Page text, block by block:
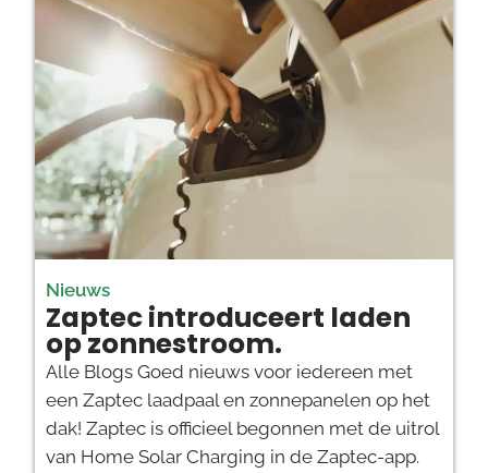
Nieuws
Zaptec introduceert laden
op zonnestroom.
Alle Blogs Goed nieuws voor iedereen met
een Zaptec laadpaal en zonnepanelen op het
dak! Zaptec is officieel begonnen met de uitrol
van Home Solar Charging in de Zaptec-app.